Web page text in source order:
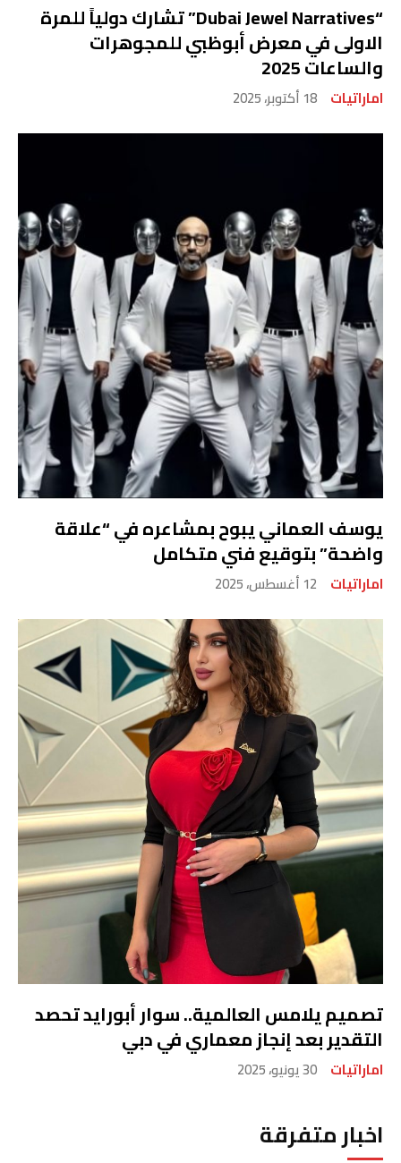
“Dubai Jewel Narratives” تشارك دولياً للمرة
الاولى في معرض أبوظبي للمجوهرات
والساعات 2025
اماراتيات 18 أكتوبر، 2025
يوسف العماني يبوح بمشاعره في “علاقة
واضحة” بتوقيع فني متكامل
اماراتيات 12 أغسطس، 2025
تصميم يلامس العالمية.. سوار أبورايد تحصد
التقدير بعد إنجاز معماري في دبي
اماراتيات 30 يونيو، 2025
اخبار متفرقة